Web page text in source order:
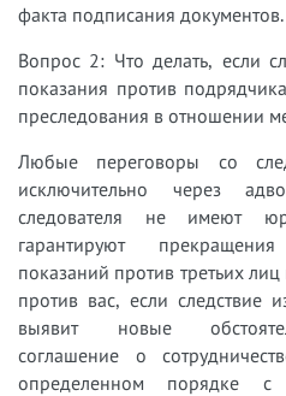
факта подписания документов.
Вопрос 2: Что делать, если
показания против
преследования в отношении
Любые переговоры со
исключительно через
следователя не имеют
гарантируют
показаний против третьих
против вас, если следствие
выявит новые
соглашение о
определенном порядке